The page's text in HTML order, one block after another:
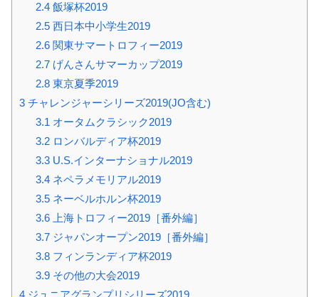
2.4飯塚杯2019
2.5西日本中小学生2019
2.6関東サマートロフィー2019
2.7げんさんサマーカップ2019
2.8東京夏季2019
3 チャレンジャーシリーズ2019(JO含む)
3.1 オータムクラシック2019
3.2ロンバルディア杯2019
3.3U.S.インターナショナル2019
3.4ネペラメモリアル2019
3.5ネーベルホルン杯2019
3.6上海トロフィー2019［番外編］
3.7ジャパンオープン2019［番外編］
3.8フィンランディア杯2019
3.9その他の大会2019